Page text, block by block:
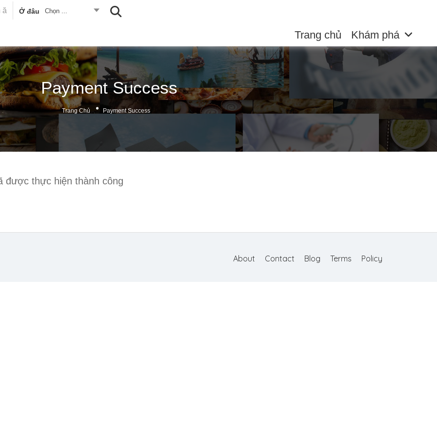
Ở đâu Chọn ...
Trang chủ Khám phá
Payment Success
Trang Chủ Payment Success
được thực hiện thành công
Policy
Terms
Blog
Contact
About